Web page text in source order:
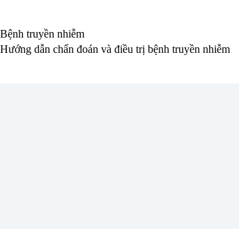
phần
nội
dung
Bệnh truyền nhiễm
Hướng dẫn chẩn đoán và điều trị bệnh truyền nhiễm